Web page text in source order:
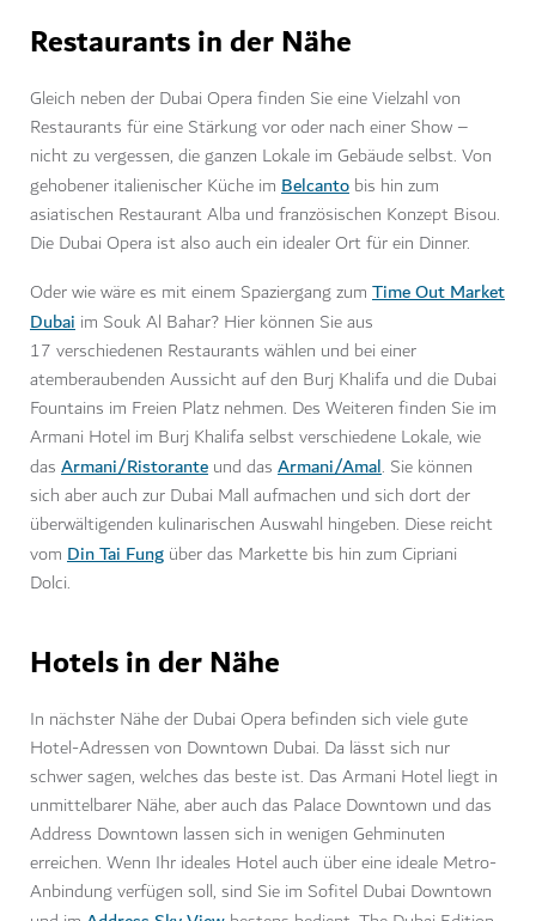
Restaurants in der Nähe
Gleich neben der Dubai Opera finden Sie eine Vielzahl von
Restaurants für eine Stärkung vor oder nach einer Show –
nicht zu vergessen, die ganzen Lokale im Gebäude selbst. Von
gehobener italienischer Küche im Belcanto bis hin zum
asiatischen Restaurant Alba und französischen Konzept Bisou.
Die Dubai Opera ist also auch ein idealer Ort für ein Dinner.
Oder wie wäre es mit einem Spaziergang zum Time Out Market
Dubai im Souk Al Bahar? Hier können Sie aus
17 verschiedenen Restaurants wählen und bei einer
atemberaubenden Aussicht auf den Burj Khalifa und die Dubai
Fountains im Freien Platz nehmen. Des Weiteren finden Sie im
Armani Hotel im Burj Khalifa selbst verschiedene Lokale, wie
das Armani/Ristorante und das Armani/Amal. Sie können
sich aber auch zur Dubai Mall aufmachen und sich dort der
überwältigenden kulinarischen Auswahl hingeben. Diese reicht
vom Din Tai Fung über das Markette bis hin zum Cipriani
Dolci.
Hotels in der Nähe
In nächster Nähe der Dubai Opera befinden sich viele gute
Hotel-Adressen von Downtown Dubai. Da lässt sich nur
schwer sagen, welches das beste ist. Das Armani Hotel liegt in
unmittelbarer Nähe, aber auch das Palace Downtown und das
Address Downtown lassen sich in wenigen Gehminuten
erreichen. Wenn Ihr ideales Hotel auch über eine ideale Metro-
Anbindung verfügen soll, sind Sie im Sofitel Dubai Downtown